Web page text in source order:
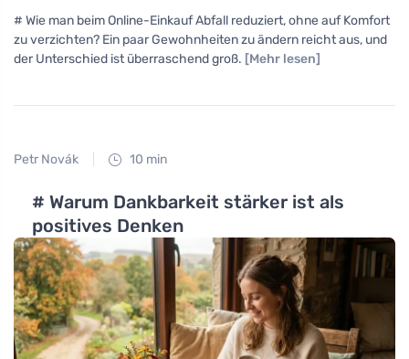
# Wie man beim Online-Einkauf Abfall reduziert, ohne auf Komfort
zu verzichten? Ein paar Gewohnheiten zu ändern reicht aus, und
der Unterschied ist überraschend groß. [Mehr lesen]
Petr Novák 10 min
# Warum Dankbarkeit stärker ist als
positives Denken